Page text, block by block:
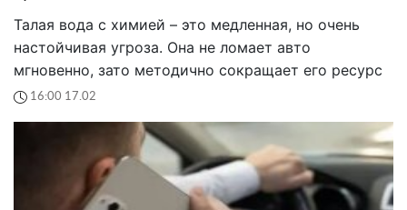
Талая вода с химией – это медленная, но очень
настойчивая угроза. Она не ломает авто
мгновенно, зато методично сокращает его ресурс
16:00 17.02